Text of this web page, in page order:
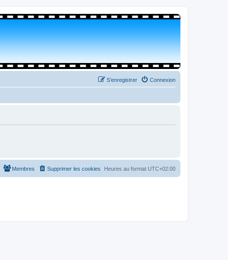
Connexion
S’enregistrer
Heures au format UTC+02:00
Supprimer les cookies
Membres